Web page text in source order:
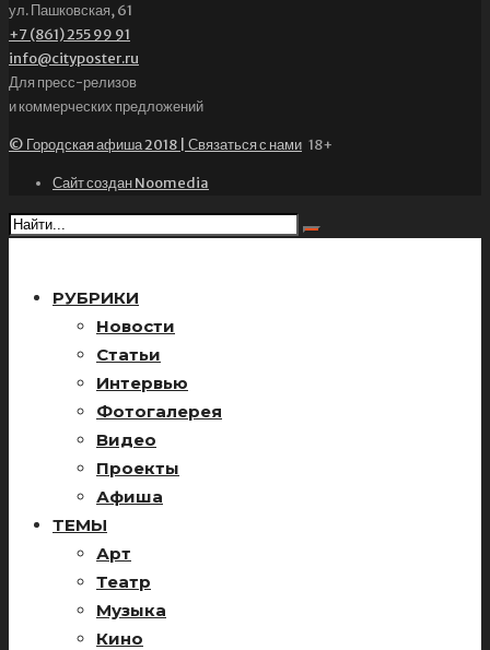
ул. Пашковская, 61
+7 (861) 255 99 91
info@cityposter.ru
Для пресс-релизов
и коммерческих предложений
© Городская афиша 2018 | Связаться с нами 18+
Сайт создан Noomedia
РУБРИКИ
Новости
Статьи
Интервью
Фотогалерея
Видео
Проекты
Афиша
ТЕМЫ
Арт
Театр
Музыка
Кино